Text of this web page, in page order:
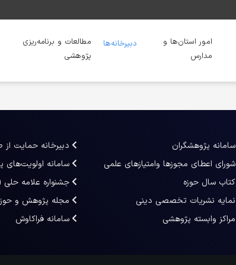
امور استان‌ها و
مدارس
دبیرخانه‌ها
مطالعات و برنامه‌ریزی
پژوهشی
سامانه پژوهشگران
شورای اعطای مجوزها وامتیازهای علمی
کتاب سال حوزه
نمایه نشریات تخصصی دینی
مراکز وابسته پژوهشی
دبیرخانه حمایت
سامانه اولویت‌های
جشنواره علامه حلی
مجله پژوهش و
سامانه فراکاوش